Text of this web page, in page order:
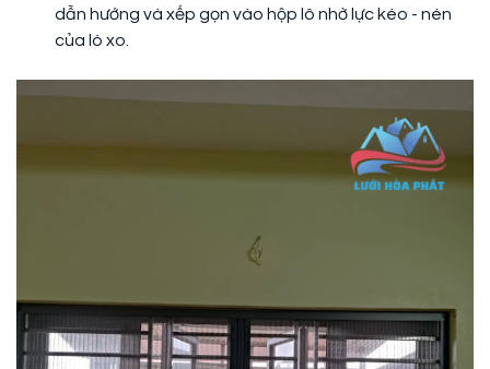
dẫn hướng và xếp gọn vào hộp lô nhờ lực kéo - nén
của lò xo.